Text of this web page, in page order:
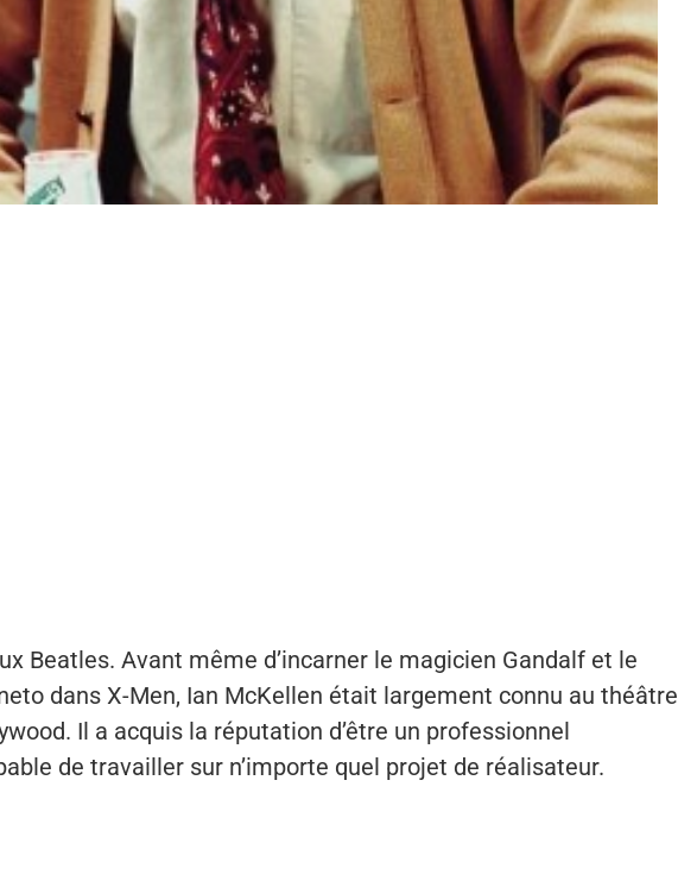
Beatles. Avant même d’incarner le magicien Gandalf et le
dans X-Men, Ian McKellen était largement connu au théâtre
Il a acquis la réputation d’être un professionnel
de travailler sur n’importe quel projet de réalisateur.